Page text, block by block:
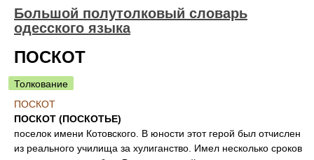
Большой полутолковый словарь
одесского языка
ПОСКОТ
Толкование
ПОСКОТ
ПОСКОТ (ПОСКОТЬЕ)
поселок имени Котовского. В юности этот герой был отчислен
из реального училища за хулиганство. Имел несколько сроков